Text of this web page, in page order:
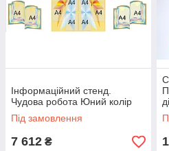
Інформаційний стенд.
Чудова робота Юний колір
Під замовлення
7 612 ₴